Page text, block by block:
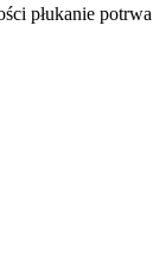
płukanie